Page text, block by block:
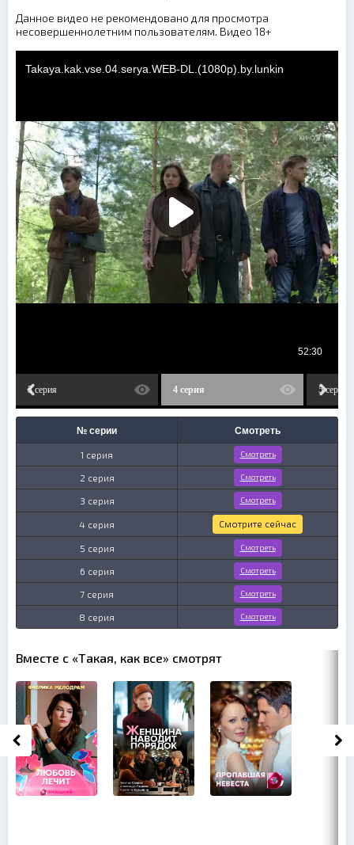
Данное видео не рекомендовано для просмотра
несовершеннолетним пользователям. Видео 18+
3 серия 4 серия 5 серия
№ серии Смотреть
1 серия Смотреть
2 серия Смотреть
3 серия Смотреть
4 серия Смотрите сейчас
5 серия Смотреть
6 серия Смотреть
7 серия Смотреть
8 серия Смотреть
Вместе с «Такая, как все» смотрят